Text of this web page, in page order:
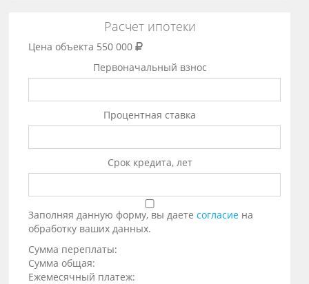
Расчет ипотеки
Цена объекта 550 000
Первоначальный взнос
Процентная ставка
Срок кредита, лет
Заполняя данную форму, вы даетесогласие на
обработку ваших данных.
Сумма переплаты:
Сумма общая:
Ежемесячный платеж: